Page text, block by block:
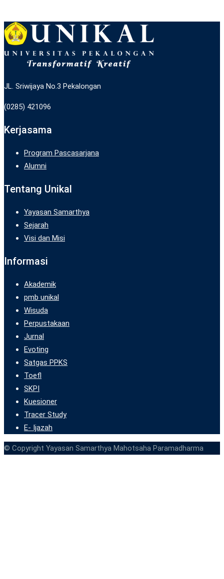
JL. Sriwijaya No.3 Pekalongan
(0285) 421096
Kerjasama
Program Pascasarjana
Alumni
Tentang Unikal
Yayasan Samarthya
Sejarah
Visi dan Misi
Informasi
Akademik
pmb unikal
Wisuda
Perpustakaan
Jurnal
Evoting
Satgas PPKS
Toefl
SKPI
Kuesioner
Tracer Study
E- Ijazah
© Copyright Yayasan Samarthya Mahotsaha Paramadharma